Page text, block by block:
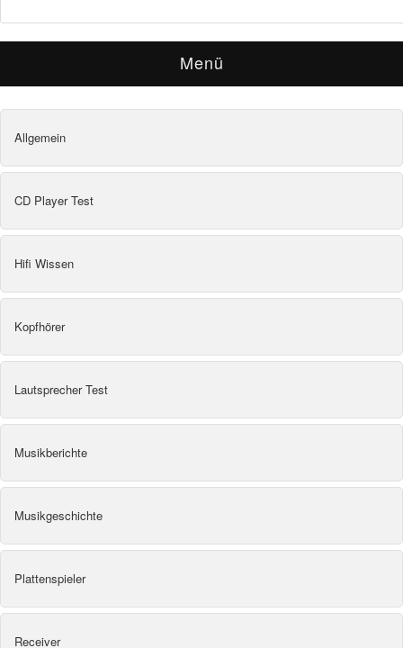
Menü
Allgemein
CD Player Test
Hifi Wissen
Kopfhörer
Lautsprecher Test
Musikberichte
Musikgeschichte
Plattenspieler
Receiver